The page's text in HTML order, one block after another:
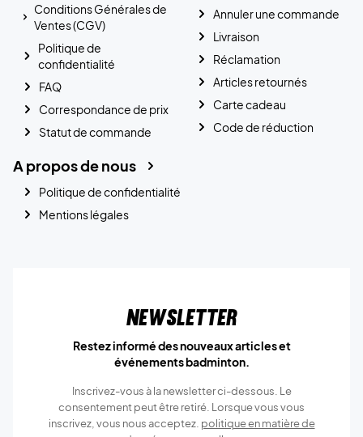
Conditions Générales de
Ventes (CGV)
Politique de
confidentialité
FAQ
Correspondance de prix
Statut de commande
Annuler une commande
Livraison
Réclamation
Articles retournés
Carte cadeau
Code de réduction
A propos de nous
Politique de confidentialité
Mentions légales
Newsletter
Restez informé des nouveaux articles et
événements badminton.
Inscrivez-vous à la newsletter ci-dessous. Le
consentement peut être retiré. Lorsque vous vous
inscrivez, vous nous acceptez. politique en matière de